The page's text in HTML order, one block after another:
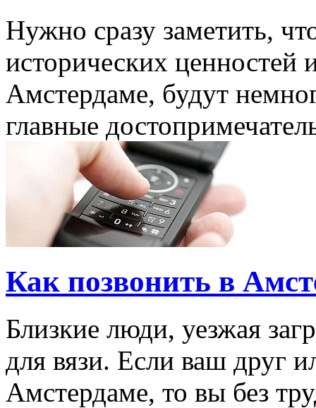
Нужно сразу заметить,
исторических ценностей
Амстердаме, будут
главные
Как позвонить в
Близкие люди, уезжая
для вязи. Если ваш друг
Амстердаме, то вы без